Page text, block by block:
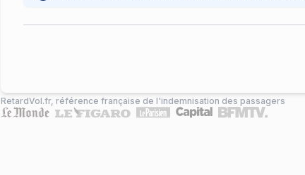
RetardVol.fr, référence française de l'indemnisation des passagers